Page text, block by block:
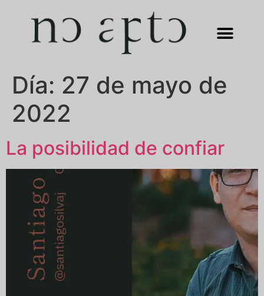
Día: 27 de mayo de
2022
La posibilidad de confiar